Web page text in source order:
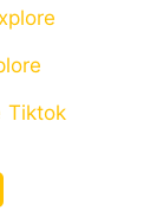
Tiktok